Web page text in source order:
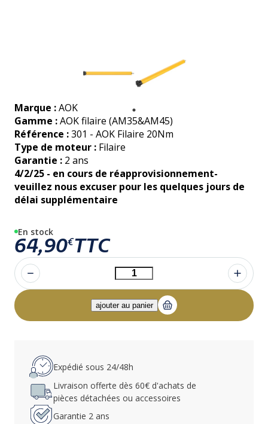
Marque :AOK
Gamme :AOK filaire (AM35&AM45)
Référence :301 - AOK Filaire 20Nm
Type de moteur : Filaire
Garantie : 2 ans
4/2/25 - en cours de réapprovisionnement-
veuillez nous excuser pour les quelques jours de
délai supplémentaire
En stock
64,90€TTC
Expédié sous 24/48h
Livraison offerte dès 60€ d'achats de
pièces détachées ou accessoires
Garantie 2 ans